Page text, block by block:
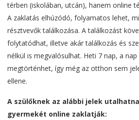
térben (iskolában, utcán), hanem online
A zaklatás elhúzódó, folyamatos lehet,
résztvevők találkozása. A találkozást
folytatódhat, illetve akár találkozás és
nélkül is megvalósulhat. Heti 7 nap, a
megtörténhet, így még az otthon sem
ellene.
A szülőknek az alábbi jelek
gyermekét online zaklatják: